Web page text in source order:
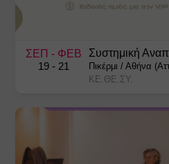
ΣΕΠ - ΦΕΒ
19 - 21
Συστημική
Πικέρμι /Αθήνα
ΚΕ.ΘΕ.ΣΥ.